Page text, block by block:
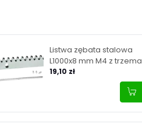
Listwa zębata stalowa
L1000x8 mm M4 z trzema
tulejami montażowymi
19,10 zł